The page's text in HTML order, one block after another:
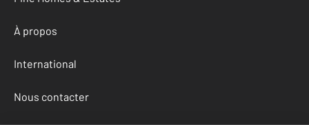
À propos
International
Nous contacter